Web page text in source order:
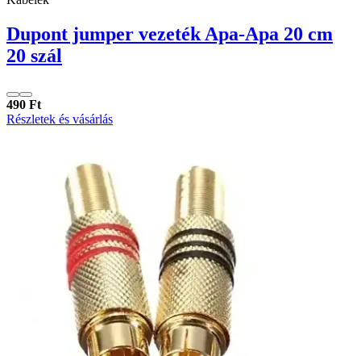
Dupont jumper vezeték Apa-Apa 20 cm
20 szál
490 Ft
Részletek és vásárlás